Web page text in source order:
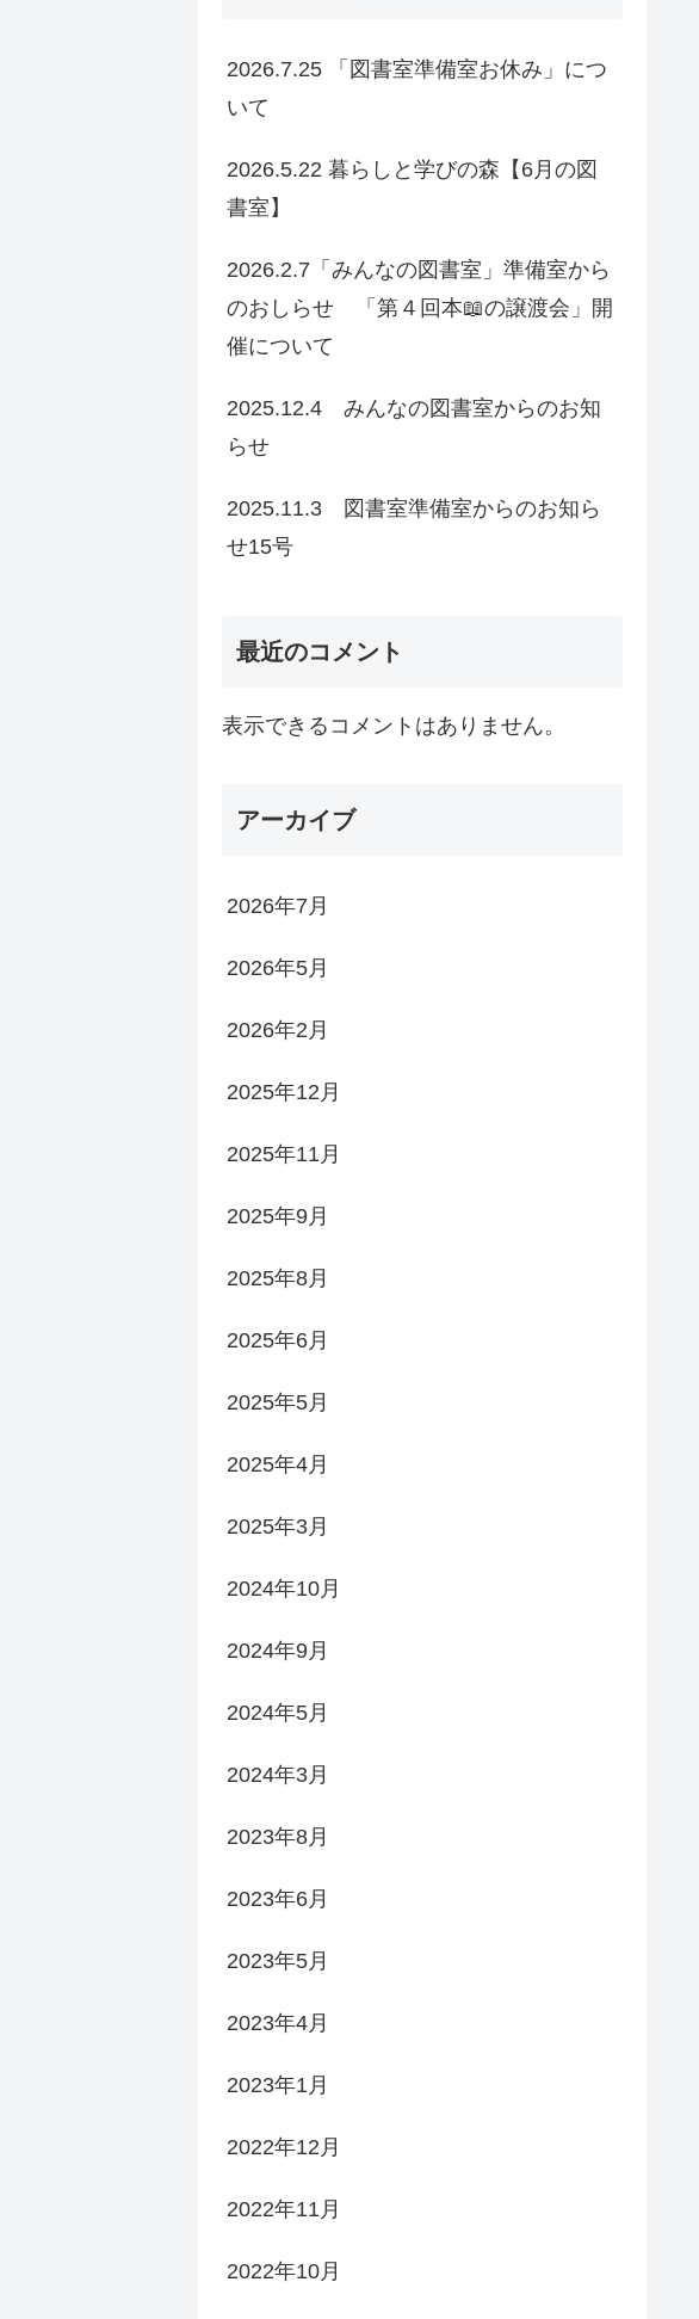
2026.7.25 「図書室準備室お休み」につ
いて
2026.5.22 暮らしと学びの森【6月の図
書室】
2026.2.7「みんなの図書室」準備室から
のおしらせ 「第４回本📖の譲渡会」開
催について
2025.12.4 みんなの図書室からのお知
らせ
2025.11.3 図書室準備室からのお知ら
せ15号
最近のコメント
表示できるコメントはありません。
アーカイブ
2026年7月
2026年5月
2026年2月
2025年12月
2025年11月
2025年9月
2025年8月
2025年6月
2025年5月
2025年4月
2025年3月
2024年10月
2024年9月
2024年5月
2024年3月
2023年8月
2023年6月
2023年5月
2023年4月
2023年1月
2022年12月
2022年11月
2022年10月